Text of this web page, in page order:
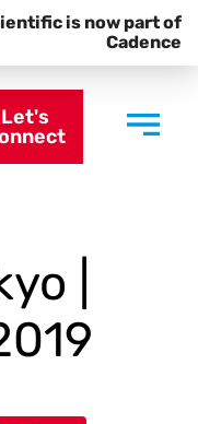
is now part of
Cadence
Let's
|